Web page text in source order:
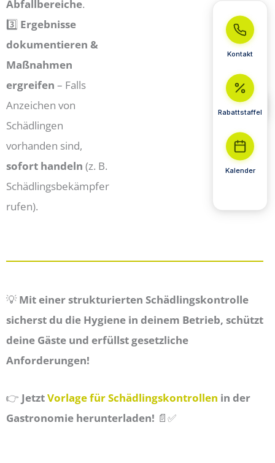
Abfallbereiche.
3️⃣ Ergebnisse
dokumentieren &
Maßnahmen
ergreifen – Falls
Anzeichen von
Schädlingen
vorhanden sind,
sofort handeln (z. B.
Schädlingsbekämpfer
rufen).
💡Mit einer strukturierten Schädlingskontrolle
sicherst du die Hygiene in deinem Betrieb, schützt
deine Gäste und erfüllst gesetzliche
Anforderungen!
👉 JetztVorlage für Schädlingskontrollen in der
Gastronomie herunterladen! 📄✅
Kontakt
Rabattstaffel
Kalender